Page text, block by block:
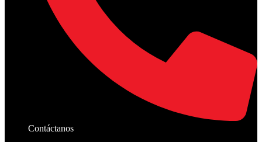
Contáctanos